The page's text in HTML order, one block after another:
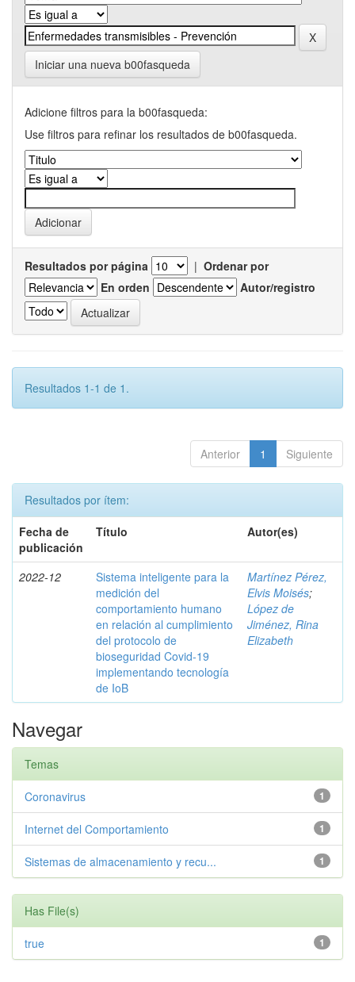
Iniciar una nueva b00fasqueda
Adicione filtros para la b00fasqueda:
Use filtros para refinar los resultados de b00fasqueda.
Resultados por página | Ordenar por
En orden
Autor/registro
Resultados 1-1 de 1.
Anterior 1 Siguiente
Resultados por ítem:
Fecha de
publicación
Título Autor(es)
2022-12
Sistema inteligente para la
medición del
comportamiento humano
en relación al cumplimiento
del protocolo de
bioseguridad Covid-19
implementando tecnología
de IoB
Martínez Pérez,
Elvis Moisés;
López de
Jiménez, Rina
Elizabeth
Navegar
Temas
1
Coronavirus
1
Internet del Comportamiento
1
Sistemas de almacenamiento y recu...
Has File(s)
1
true